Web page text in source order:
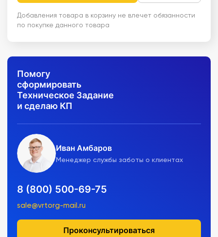
Добавления товара в корзину не влечет обязанности
по покупке данного товара
Помогу
сформировать
Техническое Задание
и сделаю КП
Иван Амбаров
Менеджер службы заботы о клиентах
8 (800) 500-69-75
sale@vrtorg-mail.ru
Проконсультироваться